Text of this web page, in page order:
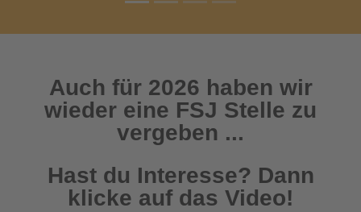
Auch für 2026 haben wir
wieder eine FSJ Stelle zu
vergeben ...
Hast du Interesse? Dann
klicke auf das Video!